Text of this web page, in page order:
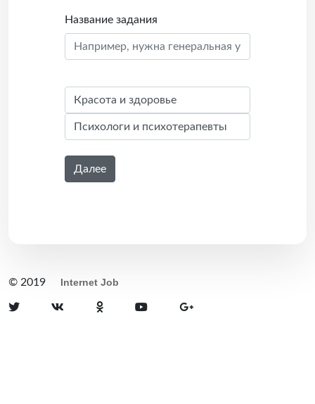
Название задания
Далее
© 2019 Internet Job